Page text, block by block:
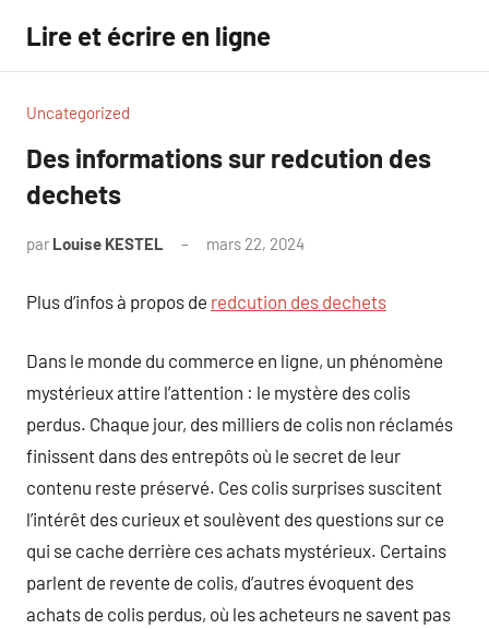
contenu
Lire et écrire en ligne
Uncategorized
Des informations sur redcution des
dechets
par Louise KESTEL mars 22, 2024
Plus d’infos à propos de redcution des dechets
Dans le monde du commerce en ligne, un phénomène
mystérieux attire l’attention : le mystère des colis
perdus. Chaque jour, des milliers de colis non réclamés
finissent dans des entrepôts où le secret de leur
contenu reste préservé. Ces colis surprises suscitent
l’intérêt des curieux et soulèvent des questions sur ce
qui se cache derrière ces achats mystérieux. Certains
parlent de revente de colis, d’autres évoquent des
achats de colis perdus, où les acheteurs ne savent pas